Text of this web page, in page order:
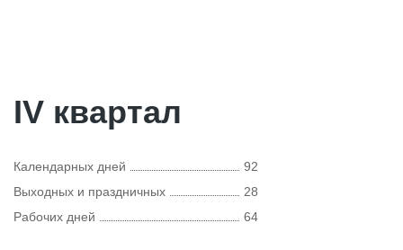
IV квартал
Календарных дней
92
Выходных и праздничных
28
Рабочих дней
64